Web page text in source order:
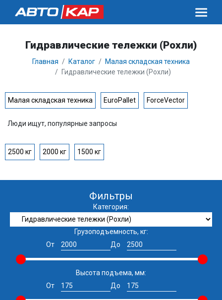
Гидравлические тележки (Рохли)
Главная Каталог
Малая складская техника
Гидравлические тележки (Рохли)
Малая складская техника EuroPallet ForceVector
Люди ищут, популярные запросы
2500 кг 2000 кг 1500 кг
Фильтры
Категория:
Грузоподъемность, кг:
От
До
Высота подъема, мм:
От
До